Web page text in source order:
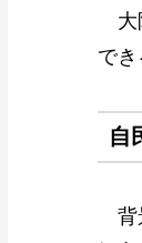
大
でき
自
背